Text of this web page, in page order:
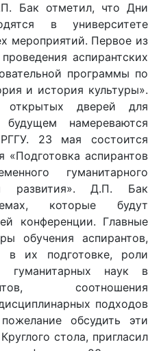
Бак отметил, что Дни
в университете
мероприятий. Первое из
аспирантских
программы по
и история культуры».
дверей для
намереваются
23 мая состоится
«Подготовка аспирантов
гуманитарного
развития». Д.П. Бак
которые будут
конференции. Главные
обучения аспирантов,
в их подготовке, роли
гуманитарных наук в
соотношения
подходов
обсудить эти
стола, пригласил